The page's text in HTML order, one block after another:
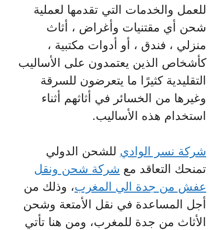
للعمل والخدمات التي تقدمها لعملية
شحن أي مقتنيات وأغراض ، أثاث
منزلي ، فندق ، أو أدوات مكتبية ،
كأشخاص الذين يعتمدون على الأساليب
التقليدية كثيرًا ما يتعرضون للسرقة
وغيرها من الخسائر في أثاثهم أثناء
استخدام هذه الأساليب.
شركة نسر الوادي للشحن الدولي
تمنحك التعاقد مع شركة شحن ونقل
عفش من جدة الي المغرب، وذلك من
أجل المساعدة في نقل الأمتعة وشحن
الأثاث من جدة للمغرب، ومن هنا تأتي